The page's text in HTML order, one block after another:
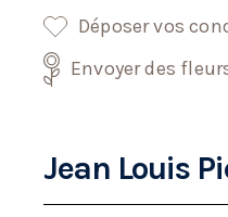
Déposer vos
Envoyer des
Jean Louis